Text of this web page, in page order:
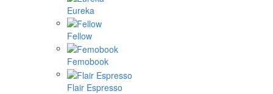
Eureka
Fellow
Femobook
Flair Espresso